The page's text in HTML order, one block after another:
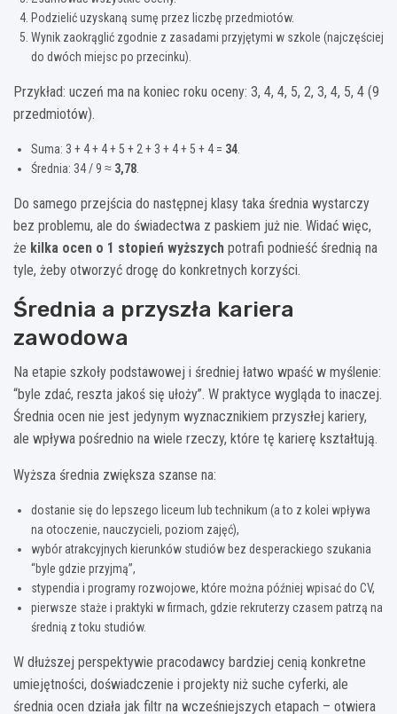
Podzielić uzyskaną sumę przez liczbę przedmiotów.
Wynik zaokrąglić zgodnie z zasadami przyjętymi w szkole (najczęściej
do dwóch miejsc po przecinku).
Przykład: uczeń ma na koniec roku oceny: 3, 4, 4, 5, 2, 3, 4, 5, 4 (9
przedmiotów).
Suma: 3 + 4 + 4 + 5 + 2 + 3 + 4 + 5 + 4 = 34
Średnia: 34 / 9 ≈ 3,78
Do samego przejścia do następnej klasy taka średnia wystarczy
bez problemu, ale do świadectwa z paskiem już nie. Widać więc,
że kilka ocen o 1 stopień wyższych potrafi podnieść średnią na
tyle, żeby otworzyć drogę do konkretnych korzyści.
Średnia a przyszła kariera
zawodowa
Na etapie szkoły podstawowej i średniej łatwo wpaść w myślenie:
“byle zdać, reszta jakoś się ułoży”. W praktyce wygląda to inaczej.
Średnia ocen nie jest jedynym wyznacznikiem przyszłej kariery,
ale wpływa pośrednio na wiele rzeczy, które tę karierę kształtują.
Wyższa średnia zwiększa szanse na:
dostanie się do lepszego liceum lub technikum (a to z kolei wpływa
na otoczenie, nauczycieli, poziom zajęć),
wybór atrakcyjnych kierunków studiów bez desperackiego szukania
“byle gdzie przyjmą”,
stypendia i programy rozwojowe, które można później wpisać do CV,
pierwsze staże i praktyki w firmach, gdzie rekruterzy czasem patrzą na
średnią z toku studiów.
W dłuższej perspektywie pracodawcy bardziej cenią konkretne
umiejętności, doświadczenie i projekty niż suche cyferki, ale
średnia ocen działa jak filtr na wcześniejszych etapach – otwiera